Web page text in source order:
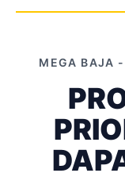
MEGA BAJA